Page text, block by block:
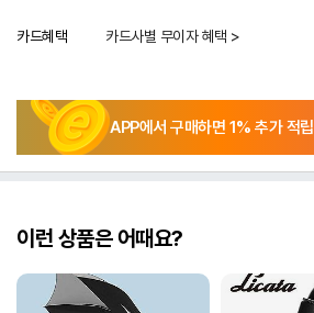
카드혜택 카드사별 무이자 혜택 >
APP에서 구매하면 1% 추가 적립
이런 상품은 어때요?